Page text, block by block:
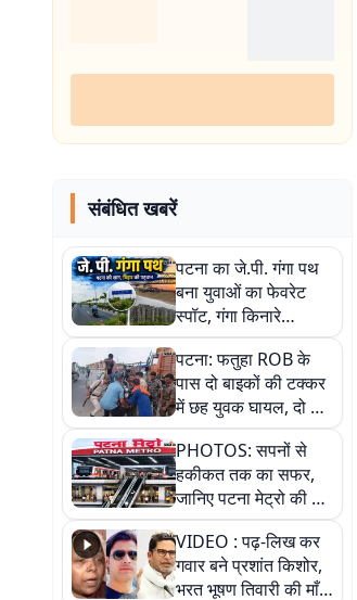
संबंधित खबरें
पटना का जे.पी. गंगा पथ
बना युवाओं का फेवरेट
स्पॉट, गंगा किनारे
खूबसूरती और सुकून का
परफेक्ट कॉम्बिनेशन
पटना: फतुहा ROB के
पास दो बाइकों की टक्कर
में छह युवक घायल, दो की
हालत गंभीर
PHOTOS: सपनों से
हकीकत तक का सफर,
जानिए पटना मेट्रो की पूरी
कहानी
VIDEO : पढ़-लिख कर
गवार बने प्रशांत किशोर,
भरत भूषण तिवारी की माँ ने